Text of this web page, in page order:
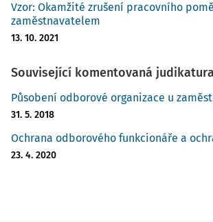
Vzor: Okamžité zrušení pracovního
zaměstnavatelem
13. 10. 2021
Související komentovaná judikatura
Působení odborové organizace u
31. 5. 2018
Ochrana odborového funkcionáře a
23. 4. 2020